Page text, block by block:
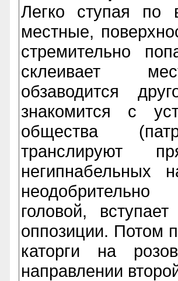
Легко ступая по
местные,
стремительно
склеивает
обзаводится
знакомится с
общества
негипнабельных
головой,
оппозиции. Потом
каторги на
направлении